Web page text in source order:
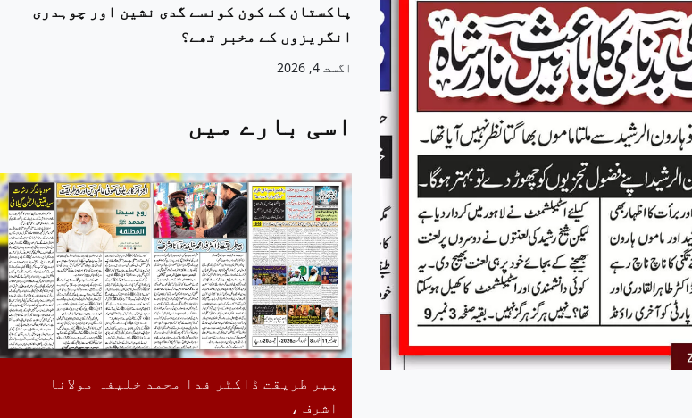
پاکستان کے کون کونسے گدی نشین اور چوہدری
انگریزوں کے مخبر تھے؟
اگست 4, 2026
اسی بارے میں
پیر طریقت ڈاکٹر فدا محمد خلیفہ مولانا
اشرف ،